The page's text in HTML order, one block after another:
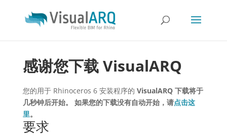
感谢您下载 VisualARQ
您的用于 Rhinoceros 6 安装程序的 VisualARQ 下载将于
几秒钟后开始。 如果您的下载没有自动开始，请点击这
里。
要求